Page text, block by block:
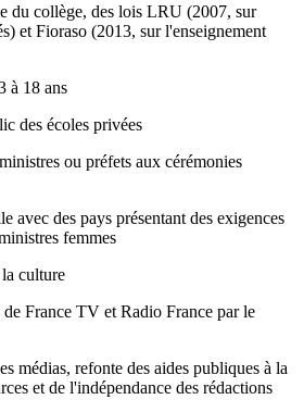
du collège, des lois LRU (2007, sur
et Fioraso (2013, sur l'enseignement
à 18 ans
des écoles privées
ou préfets aux cérémonies
avec des pays présentant des exigences
femmes
culture
France TV et Radio France par le
médias, refonte des aides publiques à la
et de l'indépendance des rédactions